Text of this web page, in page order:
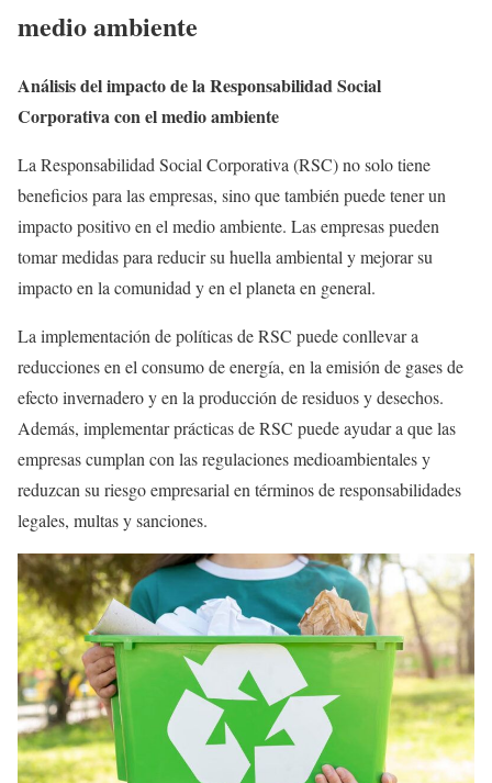
medio ambiente
Análisis del impacto de la Responsabilidad Social
Corporativa con el medio ambiente
La Responsabilidad Social Corporativa (RSC) no solo tiene
beneficios para las empresas, sino que también puede tener un
impacto positivo en el medio ambiente. Las empresas pueden
tomar medidas para reducir su huella ambiental y mejorar su
impacto en la comunidad y en el planeta en general.
La implementación de políticas de RSC puede conllevar a
reducciones en el consumo de energía, en la emisión de gases de
efecto invernadero y en la producción de residuos y desechos.
Además, implementar prácticas de RSC puede ayudar a que las
empresas cumplan con las regulaciones medioambientales y
reduzcan su riesgo empresarial en términos de responsabilidades
legales, multas y sanciones.